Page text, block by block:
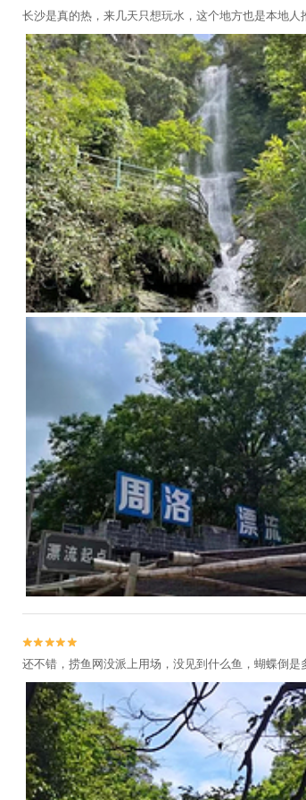
长沙是真的热，来几天只想玩水，这个地方也是本地


还不错，捞鱼网没派上用场，没见到什么鱼，蝴蝶倒是